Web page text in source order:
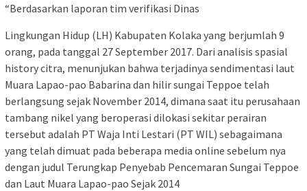
“Berdasarkan laporan tim verifikasi Dinas
Lingkungan Hidup (LH) Kabupaten Kolaka yang berjumlah 9
orang, pada tanggal 27 September 2017. Dari analisis spasial
history citra, menunjukan bahwa terjadinya sendimentasi laut
Muara Lapao-pao Babarina dan hilir sungai Teppoe telah
berlangsung sejak November 2014, dimana saat itu perusahaan
tambang nikel yang beroperasi dilokasi sekitar perairan
tersebut adalah PT Waja Inti Lestari (PT WIL) sebagaimana
yang telah dimuat pada beberapa media online sebelum nya
dengan judul Terungkap Penyebab Pencemaran Sungai Teppoe
dan Laut Muara Lapao-pao Sejak 2014